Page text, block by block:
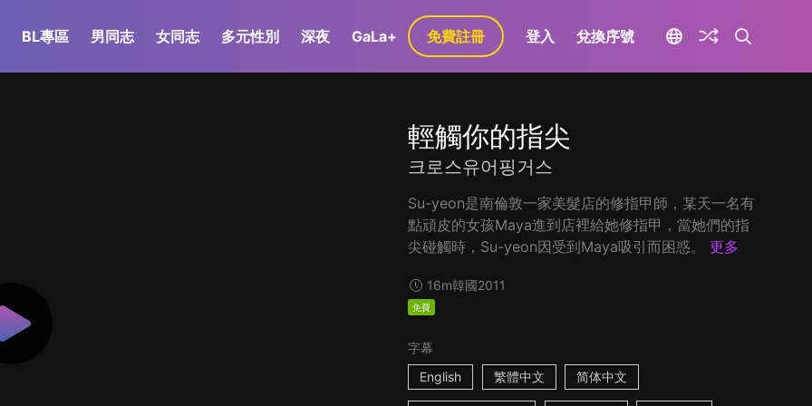
BL專區 男同志 女同志 多元性別 深夜 GaLa+ 免費註冊 登入 兌換序號
輕觸你的指尖
크로스유어핑거스
Su-yeon是南倫敦一家美髮店的修指甲師，某天一名有
點頑皮的女孩Maya進到店裡給她修指甲，當她們的指
尖碰觸時，Su-yeon因受到Maya吸引而困惑。
更多
16m韓國2011
免費
字幕
English
繁體中文 简体中文